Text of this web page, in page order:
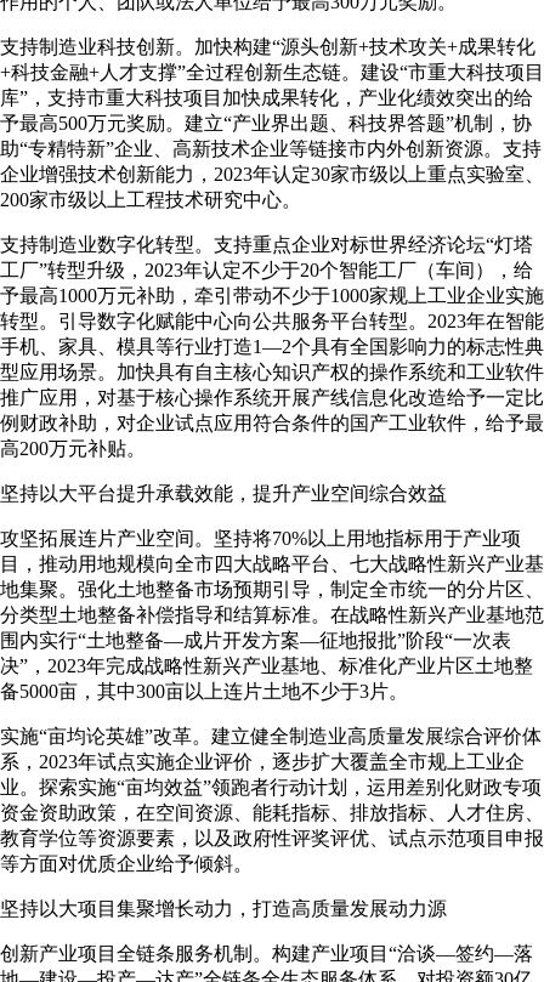
支持制造业科技创新。加快构建“源头创新+技术攻关+成果转化
+科技金融+人才支撑”全过程创新生态链。建设“市重大科技项目
库”，支持市重大科技项目加快成果转化，产业化绩效突出的给
予最高500万元奖励。建立“产业界出题、科技界答题”机制，协
助“专精特新”企业、高新技术企业等链接市内外创新资源。支持
企业增强技术创新能力，2023年认定30家市级以上重点实验室、
200家市级以上工程技术研究中心。
支持制造业数字化转型。支持重点企业对标世界经济论坛“灯塔
工厂”转型升级，2023年认定不少于20个智能工厂（车间），给
予最高1000万元补助，牵引带动不少于1000家规上工业企业实施
转型。引导数字化赋能中心向公共服务平台转型。2023年在智能
手机、家具、模具等行业打造1—2个具有全国影响力的标志性典
型应用场景。加快具有自主核心知识产权的操作系统和工业软件
推广应用，对基于核心操作系统开展产线信息化改造给予一定比
例财政补助，对企业试点应用符合条件的国产工业软件，给予最
高200万元补贴。
坚持以大平台提升承载效能，提升产业空间综合效益
攻坚拓展连片产业空间。坚持将70%以上用地指标用于产业项
目，推动用地规模向全市四大战略平台、七大战略性新兴产业基
地集聚。强化土地整备市场预期引导，制定全市统一的分片区、
分类型土地整备补偿指导和结算标准。在战略性新兴产业基地范
围内实行“土地整备—成片开发方案—征地报批”阶段“一次表
决”，2023年完成战略性新兴产业基地、标准化产业片区土地整
备5000亩，其中300亩以上连片土地不少于3片。
实施“亩均论英雄”改革。建立健全制造业高质量发展综合评价体
系，2023年试点实施企业评价，逐步扩大覆盖全市规上工业企
业。探索实施“亩均效益”领跑者行动计划，运用差别化财政专项
资金资助政策，在空间资源、能耗指标、排放指标、人才住房、
教育学位等资源要素，以及政府性评奖评优、试点示范项目申报
等方面对优质企业给予倾斜。
坚持以大项目集聚增长动力，打造高质量发展动力源
创新产业项目全链条服务机制。构建产业项目“洽谈—签约—落